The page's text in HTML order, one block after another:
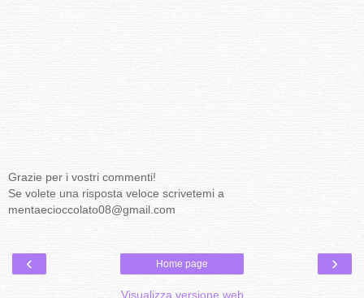
Grazie per i vostri commenti!
Se volete una risposta veloce scrivetemi a
mentaecioccolato08@gmail.com
‹ ›
Home page
Visualizza versione web